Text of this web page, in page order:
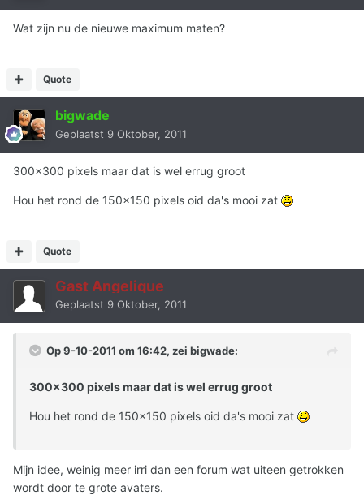
Wat zijn nu de nieuwe maximum maten?
Quote
bigwade
Geplaatst 9 Oktober, 2011
300x300 pixels maar dat is wel errug groot
Hou het rond de 150x150 pixels oid da's mooi zat
Quote
Gast Angelique
Geplaatst 9 Oktober, 2011
Op 9-10-2011 om 16:42, zei bigwade:
300x300 pixels maar dat is wel errug groot
Hou het rond de 150x150 pixels oid da's mooi zat
Mijn idee, weinig meer irri dan een forum wat uiteen getrokken
wordt door te grote avaters.